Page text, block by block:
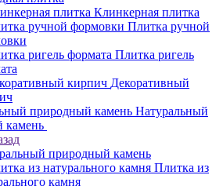
Клинкерная плитка
Плитка ручной
Плитка ригель
Декоративный
Натуральный
камень
природный камень
Плитка из
камня